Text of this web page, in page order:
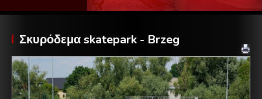
Σκυρόδεμα skatepark - Brzeg